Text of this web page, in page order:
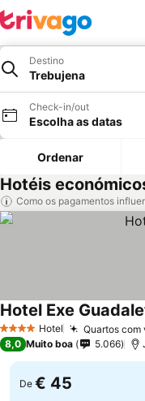
Destino
Trebujena
Check-in/out
Escolha as datas
Ordenar
Hotéis
Como os pagamentos
4 EstrelasHotel Quartos com
Hotel Exe
8,0 Muito boa 5.066
De € 45